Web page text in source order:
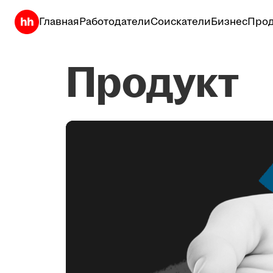
ГлавнаяРаботодателиСоискателиБизнес
Продукт